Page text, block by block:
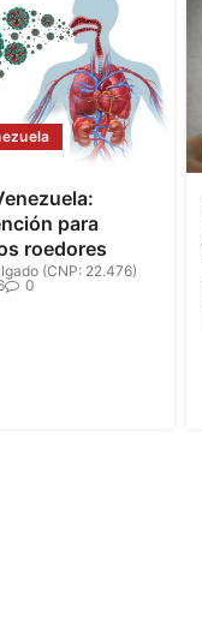
para
roedores
(CNP: 22.476)
0